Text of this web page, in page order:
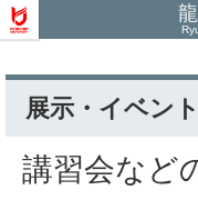
展示・イベント
講習会など